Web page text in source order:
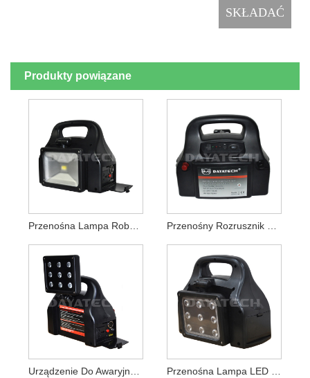
Produkty powiązane
Przenośna Lampa Robocza LED Z Falownikiem Do Elektrowni Słonecznej Przenośny Rozrusznik Zasilania